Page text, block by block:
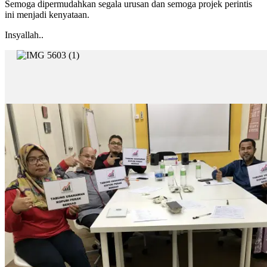
Semoga dipermudahkan segala urusan dan semoga projek perintis
ini menjadi kenyataan.
Insyallah..